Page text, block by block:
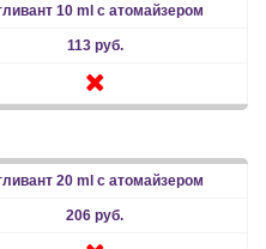
10 ml с атомайзером
113 руб.
20 ml с атомайзером
206 руб.